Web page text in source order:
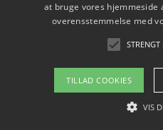
Copyright
Om / kontakt
at bruge vores hjemmeside
overensstemmelse med
TILLAD COOKIES
VIS